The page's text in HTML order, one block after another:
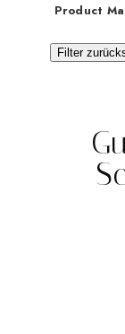
Product
Filter